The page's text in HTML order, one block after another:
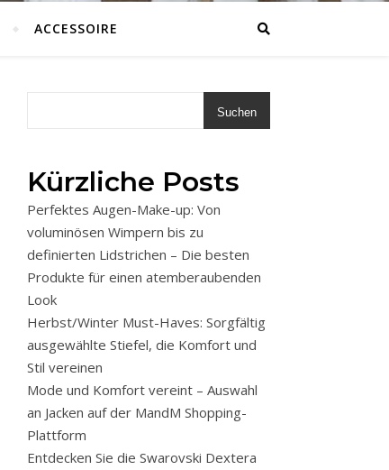
ACCESSOIRE
Suchen
Kürzliche Posts
Perfektes Augen-Make-up: Von
voluminösen Wimpern bis zu
definierten Lidstrichen – Die besten
Produkte für einen atemberaubenden
Look
Herbst/Winter Must-Haves: Sorgfältig
ausgewählte Stiefel, die Komfort und
Stil vereinen
Mode und Komfort vereint – Auswahl
an Jacken auf der MandM Shopping-
Plattform
Entdecken Sie die Swarovski Dextera